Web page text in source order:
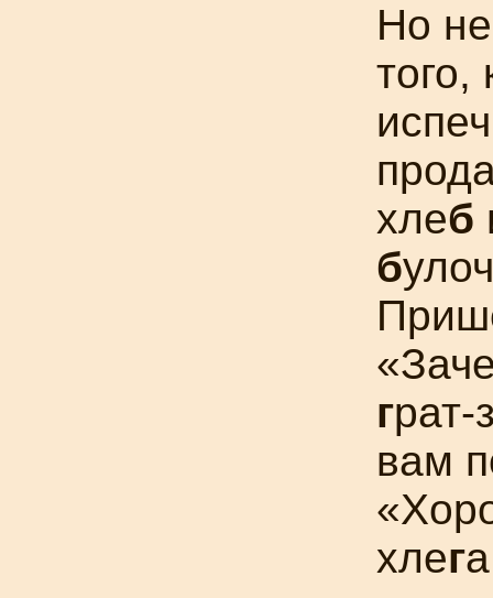
Но
того,
хлеб
б
грат-
вам
хлег